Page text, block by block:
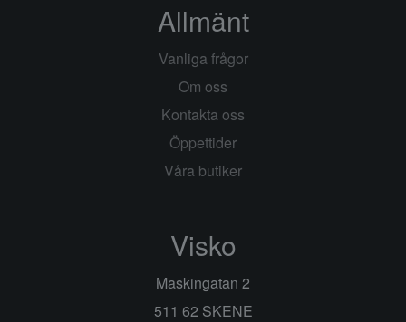
Allmänt
Vanliga frågor
Om oss
Kontakta oss
Öppettider
Våra butiker
Visko
Maskingatan 2
511 62 SKENE